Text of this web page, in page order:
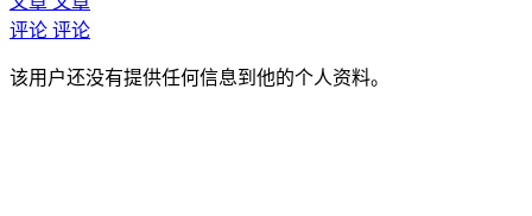
评论 评论
该用户还没有提供任何信息到他的个人资料。